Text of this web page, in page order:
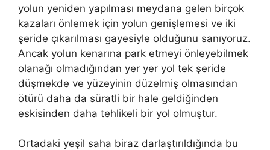
yolun yeniden yapılması meydana gelen birçok
kazaları önlemek için yolun genişlemesi ve iki
şeride çıkarılması gayesiyle olduğunu sanıyoruz.
Ancak yolun kenarına park etmeyi önleyebilmek
olanağı olmadığından yer yer yol tek şeride
düşmekde ve yüzeyinin düzelmiş olmasından
ötürü daha da süratli bir hale geldiğinden
eskisinden daha tehlikeli bir yol olmuştur.
Ortadaki yeşil saha biraz darlaştırıldığında bu